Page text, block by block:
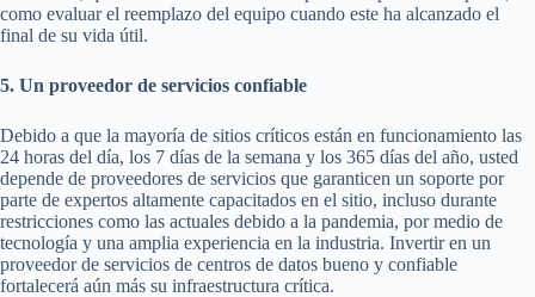
como evaluar el reemplazo del equipo cuando este ha alcanzado el
final de su vida útil.
5. Un proveedor de servicios confiable
Debido a que la mayoría de sitios críticos están en funcionamiento las
24 horas del día, los 7 días de la semana y los 365 días del año, usted
depende de proveedores de servicios que garanticen un soporte por
parte de expertos altamente capacitados en el sitio, incluso durante
restricciones como las actuales debido a la pandemia, por medio de
tecnología y una amplia experiencia en la industria. Invertir en un
proveedor de servicios de centros de datos bueno y confiable
fortalecerá aún más su infraestructura crítica.